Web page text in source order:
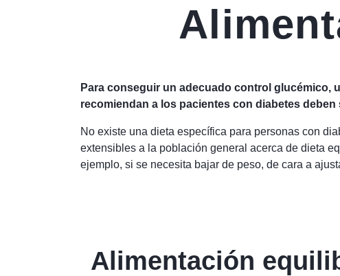
Para conseguir un adecuado control glucémico,
recomiendan a los pacientes con diabetes
No existe una dieta específica para personas con
extensibles a la población general acerca de dieta
ejemplo, si se necesita bajar de peso, de cara a
Alimentación